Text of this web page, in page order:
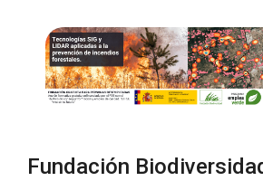
Fundación